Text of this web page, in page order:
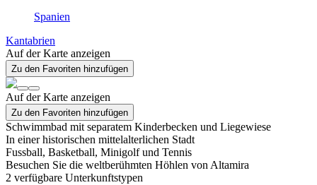
Spanien
Kantabrien
Auf der Karte anzeigen
Zu den Favoriten hinzufügen
Auf der Karte anzeigen
Zu den Favoriten hinzufügen
Schwimmbad mit separatem Kinderbecken und Liegewiese
In einer historischen mittelalterlichen Stadt
Fussball, Basketball, Minigolf und Tennis
Besuchen Sie die weltberühmten Höhlen von Altamira
2 verfügbare Unterkunftstypen